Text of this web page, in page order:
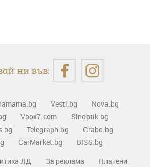
ни във:
Vesti.bg
Nova.bg
Vbox7.com
Sinoptik.bg
Telegraph.bg
Grabo.bg
CarMarket.bg
BISS.bg
ЛД За реклама
Платени